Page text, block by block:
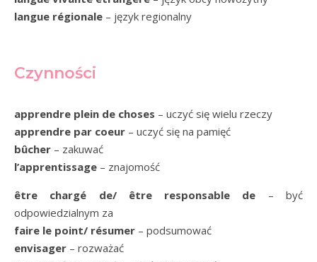
langue régionale – język regionalny
Czynności
apprendre plein de choses – uczyć się wielu rzeczy
apprendre par coeur – uczyć się na pamięć
bûcher – zakuwać
l’apprentissage – znajomość
être chargé de/ être responsable de – być
odpowiedzialnym za
faire le point/ résumer – podsumować
envisager – rozważać